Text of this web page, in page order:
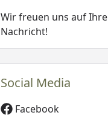
Wir freuen uns auf Ihre
Nachricht!
Social Media
Facebook